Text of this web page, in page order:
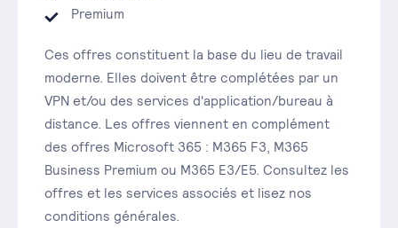
Premium
Ces offres constituent la base du lieu de travail
moderne. Elles doivent être complétées par un
VPN et/ou des services d'application/bureau à
distance. Les offres viennent en complément
des offres Microsoft 365 : M365 F3, M365
Business Premium ou M365 E3/E5. Consultez les
offres et les services associés et lisez nos
conditions générales.